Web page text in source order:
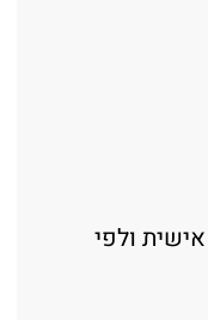
ולפי